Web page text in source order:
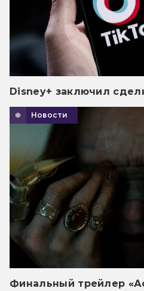
Disney+ заключил
Новости
Финальный трейлер